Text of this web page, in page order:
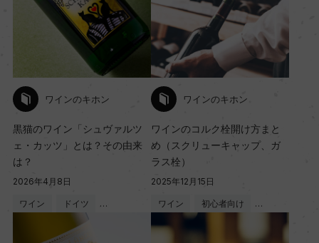
ワインのキホン
黒猫のワイン「シュヴァルツ
ェ・カッツ」とは？その由来
は？
2026年4月8日
ワイン ドイツ …
ワインのキホン
ワインのコルク栓開け方まと
め（スクリューキャップ、ガ
ラス栓）
2025年12月15日
ワイン 初心者向け …